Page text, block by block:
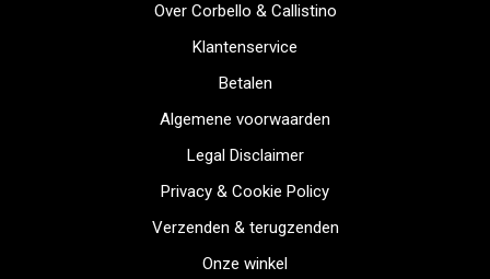
Over Corbello & Callistino
Klantenservice
Betalen
Algemene voorwaarden
Legal Disclaimer
Privacy & Cookie Policy
Verzenden & terugzenden
Onze winkel